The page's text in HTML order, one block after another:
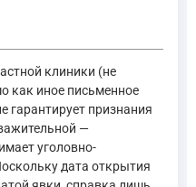
вашу неявку
от исполнения
осужденным
в течение испытательного
кодекс Российской
клиники (не
как иное письменное
гарантирует признания
—
уголовно-
дата открытия